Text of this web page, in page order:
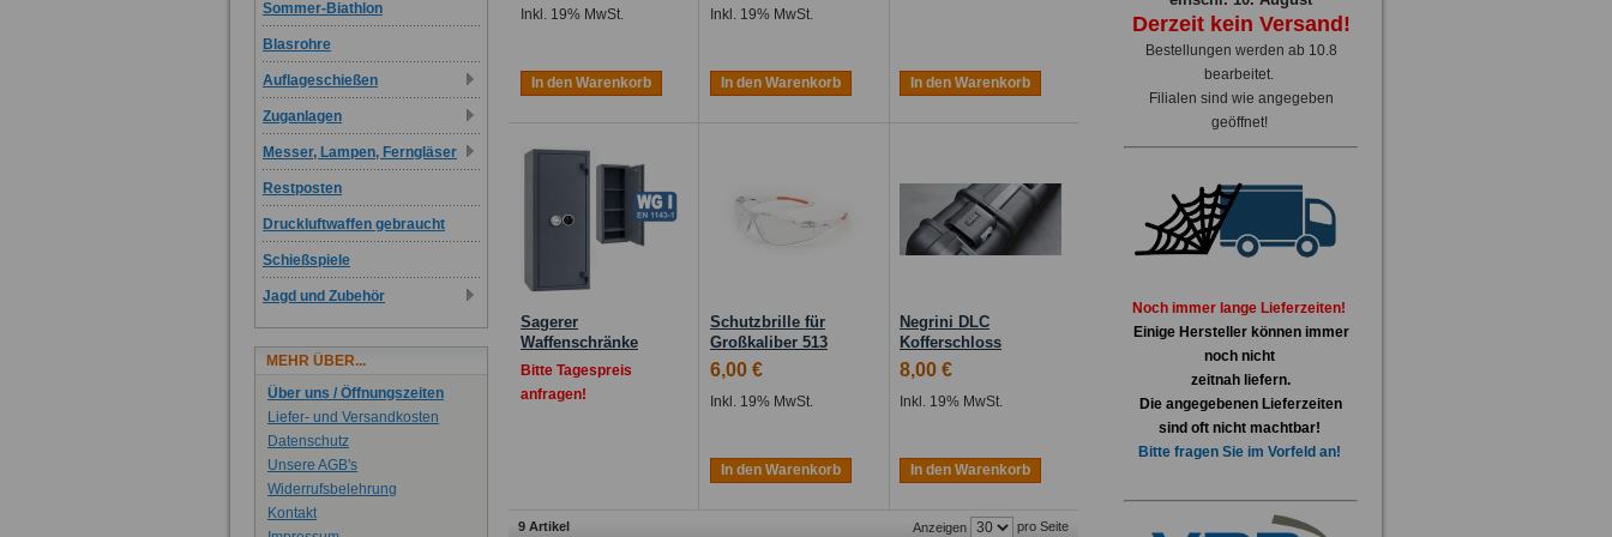
Inkl. 19% MwSt.
In den Warenkorb
Inkl. 19% MwSt.
In den Warenkorb In den Warenkorb
Sagerer
Waffenschränke
Bitte Tagespreis
anfragen!
Schutzbrille für
Großkaliber 513
6,00 €
Inkl. 19% MwSt.
In den Warenkorb
Negrini DLC
Kofferschloss
8,00 €
Inkl. 19% MwSt.
In den Warenkorb
9 Artikel Anzeigen pro Seite
Sommer-Biathlon
Blasrohre
Auflageschießen
Zuganlagen
Messer, Lampen, Ferngläser
Restposten
Druckluftwaffen gebraucht
Schießspiele
Jagd und Zubehör
MEHR ÜBER...
Über uns / Öffnungszeiten
Liefer- und Versandkosten
Datenschutz
Unsere AGB's
Widerrufsbelehrung
Kontakt
Derzeit kein Versand!
Bestellungen werden ab 10.8
bearbeitet.
Filialen sind wie angegeben
geöffnet!
Noch immer lange Lieferzeiten!
Einige Hersteller können immer
noch nicht
zeitnah liefern.
Die angegebenen Lieferzeiten
sind oft nicht machtbar!
Bitte fragen Sie im Vorfeld an!